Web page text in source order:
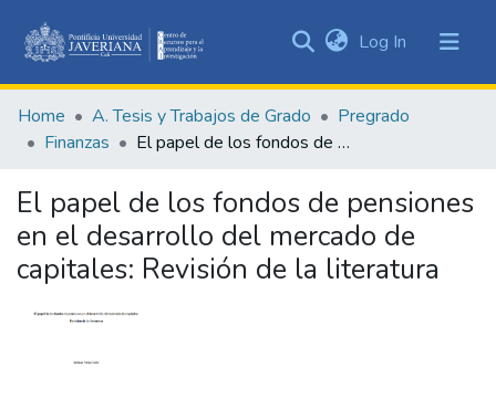
&
Collections
Statistics
Log In (current)
Home A. Tesis y Trabajos de Grado
Pregrado
Finanzas
El papel de los fondos de pensiones en el desarrollo del mercado de capitales: Revisión de la literatura
El papel de los fondos de pensiones
en el desarrollo del mercado de
capitales: Revisión de la literatura